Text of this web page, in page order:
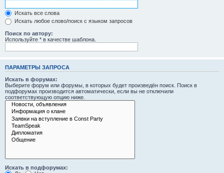
Искать все слова
Искать любое слово/поиск с языком запросов
Поиск по автору:
Используйте * в качестве шаблона.
ПАРАМЕТРЫ ЗАПРОСА
Искать в форумах:
Выберите форум или форумы, в которых будет произведён поиск. Поиск в
подфорумах производится автоматически, если вы не отключили
соответствующую опцию ниже.
Искать в подфорумах: